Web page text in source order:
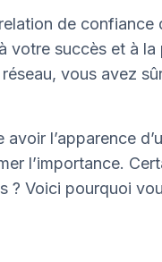
de
votre succès et à
vous avez
l’apparence
l’importance.
? Voici pourquoi